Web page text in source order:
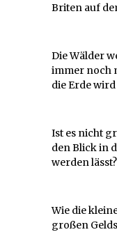
Briten auf
Die Wälder
immer noch
die Erde
Ist es nicht
den Blick in
werden lässt?
Wie die
großen